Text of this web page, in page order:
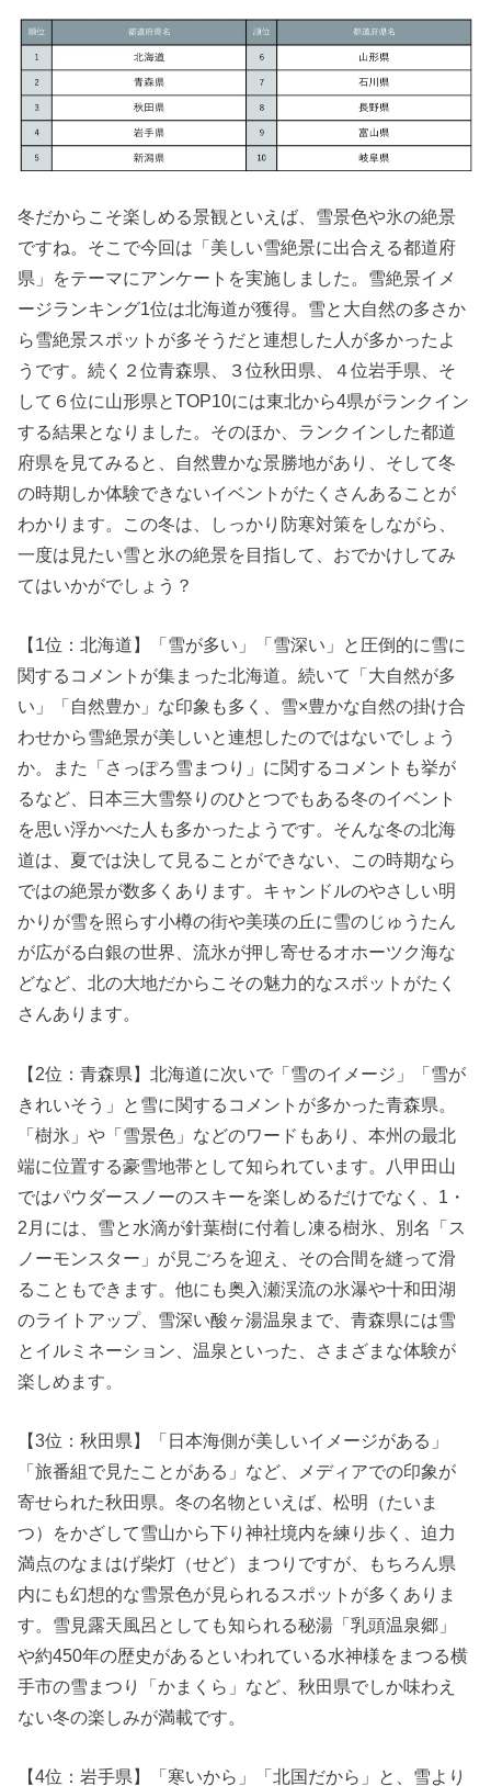
冬だからこそ楽しめる景観といえば、雪景色や氷の絶景
ですね。そこで今回は「美しい雪絶景に出合える都道府
県」をテーマにアンケートを実施しました。雪絶景イメ
ージランキング1位は北海道が獲得。雪と大自然の多さか
ら雪絶景スポットが多そうだと連想した人が多かったよ
うです。続く２位青森県、３位秋田県、４位岩手県、そ
して６位に山形県とTOP10には東北から4県がランクイン
する結果となりました。そのほか、ランクインした都道
府県を見てみると、自然豊かな景勝地があり、そして冬
の時期しか体験できないイベントがたくさんあることが
わかります。この冬は、しっかり防寒対策をしながら、
一度は見たい雪と氷の絶景を目指して、おでかけしてみ
てはいかがでしょう？
【1位：北海道】「雪が多い」「雪深い」と圧倒的に雪に
関するコメントが集まった北海道。続いて「大自然が多
い」「自然豊か」な印象も多く、雪×豊かな自然の掛け合
わせから雪絶景が美しいと連想したのではないでしょう
か。また「さっぽろ雪まつり」に関するコメントも挙が
るなど、日本三大雪祭りのひとつでもある冬のイベント
を思い浮かべた人も多かったようです。そんな冬の北海
道は、夏では決して見ることができない、この時期なら
ではの絶景が数多くあります。キャンドルのやさしい明
かりが雪を照らす小樽の街や美瑛の丘に雪のじゅうたん
が広がる白銀の世界、流氷が押し寄せるオホーツク海な
どなど、北の大地だからこその魅力的なスポットがたく
さんあります。
【2位：青森県】北海道に次いで「雪のイメージ」「雪が
きれいそう」と雪に関するコメントが多かった青森県。
「樹氷」や「雪景色」などのワードもあり、本州の最北
端に位置する豪雪地帯として知られています。八甲田山
ではパウダースノーのスキーを楽しめるだけでなく、1・
2月には、雪と水滴が針葉樹に付着し凍る樹氷、別名「ス
ノーモンスター」が見ごろを迎え、その合間を縫って滑
ることもできます。他にも奥入瀬渓流の氷瀑や十和田湖
のライトアップ、雪深い酸ヶ湯温泉まで、青森県には雪
とイルミネーション、温泉といった、さまざまな体験が
楽しめます。
【3位：秋田県】「日本海側が美しいイメージがある」
「旅番組で見たことがある」など、メディアでの印象が
寄せられた秋田県。冬の名物といえば、松明（たいま
つ）をかざして雪山から下り神社境内を練り歩く、迫力
満点のなまはげ柴灯（せど）まつりですが、もちろん県
内にも幻想的な雪景色が見られるスポットが多くありま
す。雪見露天風呂としても知られる秘湯「乳頭温泉郷」
や約450年の歴史があるといわれている水神様をまつる横
手市の雪まつり「かまくら」など、秋田県でしか味わえ
ない冬の楽しみが満載です。
【4位：岩手県】「寒いから」「北国だから」と、雪より